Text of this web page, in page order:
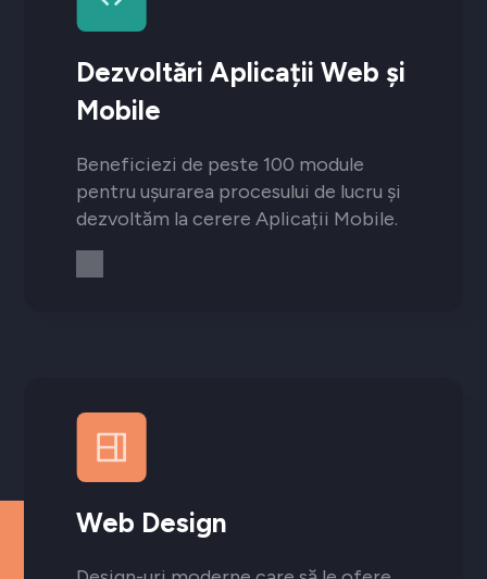
Dezvoltări Aplicații Web și
Mobile
Beneficiezi de peste 100 module
pentru ușurarea procesului de lucru și
dezvoltăm la cerere Aplicații Mobile.
Web Design